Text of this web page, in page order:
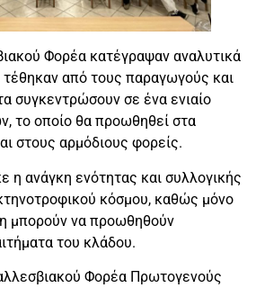
Φορέα κατέγραψαν αναλυτικά
από τους παραγωγούς και
συγκεντρώσουν σε ένα ενιαίο
το οποίο θα προωθηθεί στα
στους αρμόδιους φορείς.
η ανάγκη ενότητας και συλλογικής
κόσμου, καθώς μόνο
μπορούν να προωθηθούν
του κλάδου.
Φορέα Πρωτογενούς